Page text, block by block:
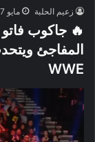
زعيم الحلبة مايو 17, 2026
🔥 جاكوب
المفاجئ
WWE